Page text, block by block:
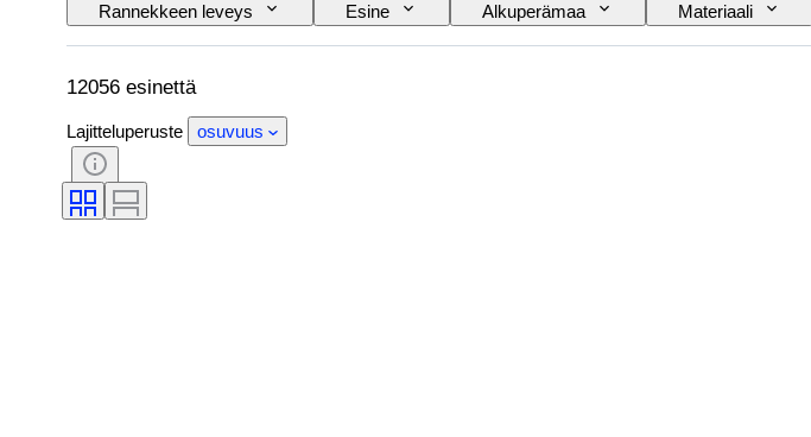
Rannekkeen leveys
Esine Alkuperämaa Materiaali
Aihe
Painos Kieli Väri Rannekellon liike
12056 esinettä
Lajitteluperuste osuvuus